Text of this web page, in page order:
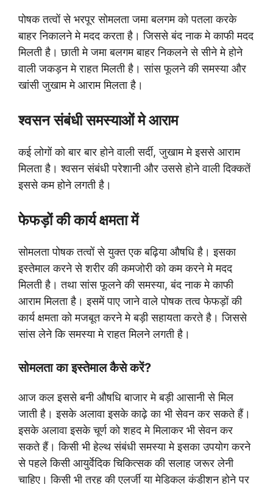
पोषक तत्वों से भरपूर सोमलता जमा बलगम को पतला करके
बाहर निकालने मे मदद करता है। जिससे बंद नाक मे काफी मदद
मिलती है। छाती मे जमा बलगम बाहर निकलने से सीने मे होने
वाली जकड़न मे राहत मिलती है। सांस फूलने की समस्या और
खांसी जुखाम मे आराम मिलता है।
श्वसन संबंधी समस्याओं मे आराम
कई लोगों को बार बार होने वाली सर्दी, जुखाम मे इससे आराम
मिलता है। श्वसन संबंधी परेशानी और उससे होने वाली दिक्कतें
इससे कम होने लगती है।
फेफड़ों की कार्य क्षमता में
सोमलता पोषक तत्वों से युक्त एक बढ़िया औषधि है। इसका
इस्तेमाल करने से शरीर की कमजोरी को कम करने मे मदद
मिलती है। तथा सांस फूलने की समस्या, बंद नाक मे काफी
आराम मिलता है। इसमें पाए जाने वाले पोषक तत्व फेफड़ों की
कार्य क्षमता को मजबूत करने मे बड़ी सहायता करते है। जिससे
सांस लेने कि समस्या मे राहत मिलने लगती है।
सोमलता का इस्तेमाल कैसे करें?
आज कल इससे बनी औषधि बाजार मे बड़ी आसानी से मिल
जाती है। इसके अलावा इसके काढ़े का भी सेवन कर सकते हैं।
इसके अलावा इसके चूर्ण को शहद मे मिलाकर भी सेवन कर
सकते हैं। किसी भी हेल्थ संबंधी समस्या मे इसका उपयोग करने
से पहले किसी आयुर्वेदिक चिकित्सक की सलाह जरूर लेनी
चाहिए। किसी भी तरह की एलर्जी या मेडिकल कंडीशन होने पर